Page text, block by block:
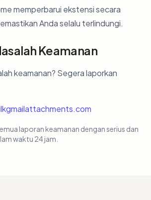
memperbarui ekstensi secara
Anda selalu terlindungi.
Keamanan
keamanan? Segera laporkan
laporan keamanan dengan serius dan
waktu 24 jam.